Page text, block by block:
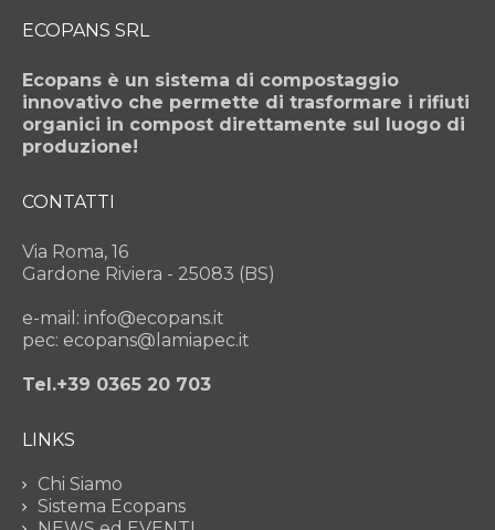
ECOPANS SRL
Ecopans è un sistema di compostaggio
innovativo che permette di trasformare i rifiuti
organici in compost direttamente sul luogo di
produzione!
CONTATTI
Via Roma, 16
Gardone Riviera - 25083 (BS)
e-mail: info@ecopans.it
pec: ecopans@lamiapec.it
Tel.+39 0365 20 703
LINKS
Chi Siamo
Sistema Ecopans